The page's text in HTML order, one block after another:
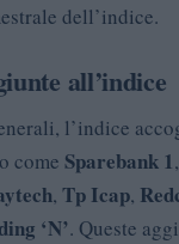
dell’indice.
all’indice
l’indice
come Sparebank 1,
, Tp Icap,
‘N’. Queste